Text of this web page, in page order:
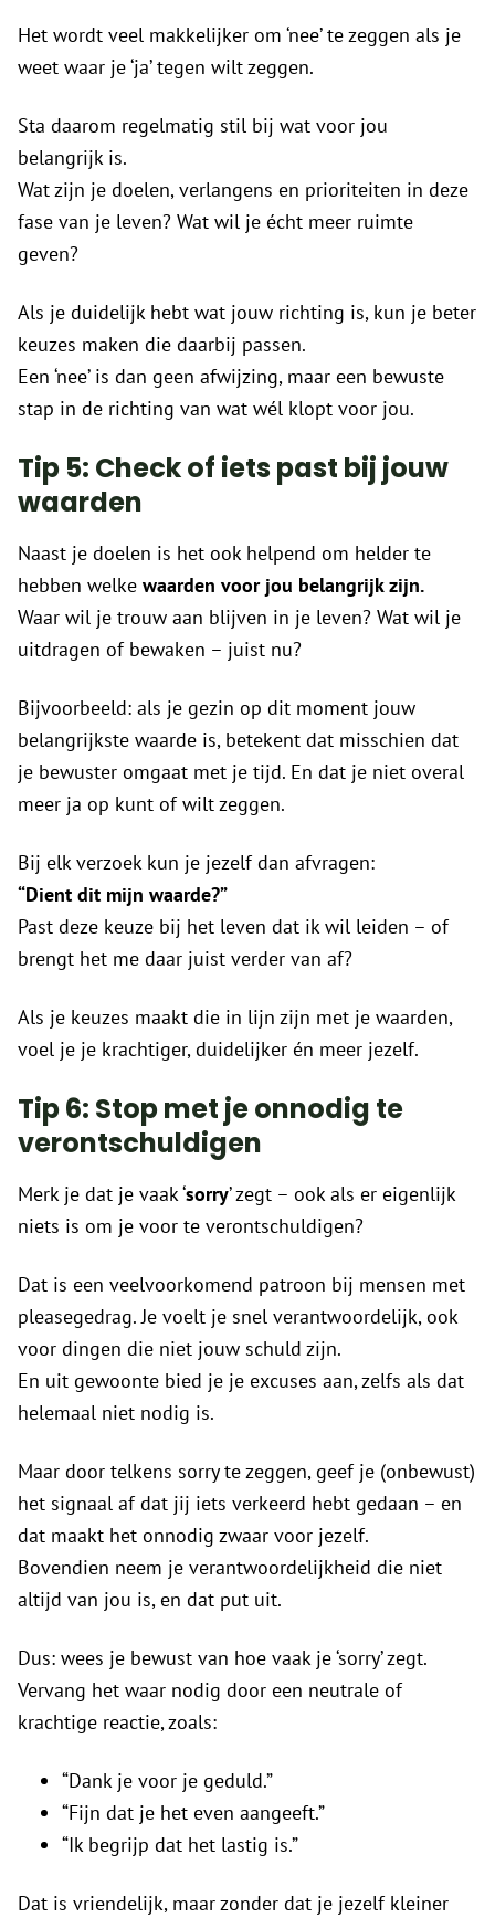
Het wordt veel makkelijker om ‘nee’ te zeggen als je
weet waar je ‘ja’ tegen wilt zeggen.
Sta daarom regelmatig stil bij wat voor jou
belangrijk is.
Wat zijn je doelen, verlangens en prioriteiten in deze
fase van je leven? Wat wil je écht meer ruimte
geven?
Als je duidelijk hebt wat jouw richting is, kun je beter
keuzes maken die daarbij passen.
Een ‘nee’ is dan geen afwijzing, maar een bewuste
stap in de richting van wat wél klopt voor jou.
Tip 5: Check of iets past bij jouw
waarden
Naast je doelen is het ook helpend om helder te
hebben welke waarden voor jou belangrijk zijn.
Waar wil je trouw aan blijven in je leven? Wat wil je
uitdragen of bewaken – juist nu?
Bijvoorbeeld: als je gezin op dit moment jouw
belangrijkste waarde is, betekent dat misschien dat
je bewuster omgaat met je tijd. En dat je niet overal
meer ja op kunt of wilt zeggen.
Bij elk verzoek kun je jezelf dan afvragen:
“Dient dit mijn waarde?”
Past deze keuze bij het leven dat ik wil leiden – of
brengt het me daar juist verder van af?
Als je keuzes maakt die in lijn zijn met je waarden,
voel je je krachtiger, duidelijker én meer jezelf.
Tip 6: Stop met je onnodig te
verontschuldigen
Merk je dat je vaak ‘sorry’ zegt – ook als er eigenlijk
niets is om je voor te verontschuldigen?
Dat is een veelvoorkomend patroon bij mensen met
pleasegedrag. Je voelt je snel verantwoordelijk, ook
voor dingen die niet jouw schuld zijn.
En uit gewoonte bied je je excuses aan, zelfs als dat
helemaal niet nodig is.
Maar door telkens sorry te zeggen, geef je (onbewust)
het signaal af dat jij iets verkeerd hebt gedaan – en
dat maakt het onnodig zwaar voor jezelf.
Bovendien neem je verantwoordelijkheid die niet
altijd van jou is, en dat put uit.
Dus: wees je bewust van hoe vaak je ‘sorry’ zegt.
Vervang het waar nodig door een neutrale of
krachtige reactie, zoals:
“Dank je voor je geduld.”
“Fijn dat je het even aangeeft.”
“Ik begrijp dat het lastig is.”
Dat is vriendelijk, maar zonder dat je jezelf kleiner